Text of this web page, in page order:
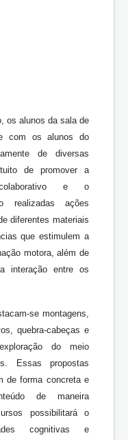
os alunos da sala de
com os alunos do
de diversas
de promover a
e o
realizadas ações
diferentes materiais
que estimulem a
motora, além de
interação entre os
se montagens,
quebra-cabeças e
do meio
Essas propostas
de forma concreta e
de maneira
possibilitará o
cognitivas e